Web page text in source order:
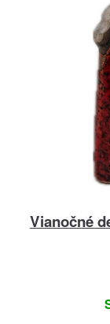
Vianočné